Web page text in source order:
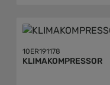
10ER191178
KLIMAKOMPRESSOR